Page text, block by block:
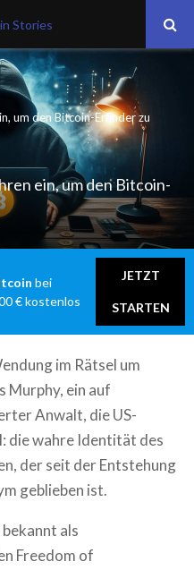
um den Bitcoin-Erfinder zu
ein, um den Bitcoin-
bei
€ kostenlos
JETZT
STARTEN
im Rätsel um
Murphy, ein auf
Anwalt, die US-
die wahre Identität des
der seit der Entstehung
geblieben ist.
als
Freedom of